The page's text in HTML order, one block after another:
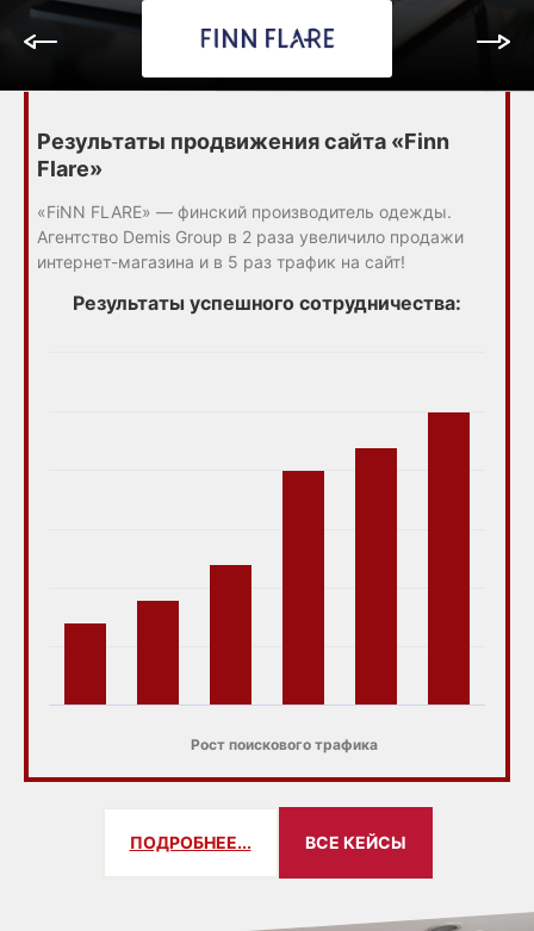
Результаты продвижения сайта «Finn
Flare»
«FiNN FLARE» — финский производитель одежды.
Агентство Demis Group в 2 раза увеличило продажи
интернет-магазина и в 5 раз трафик на сайт!
Результаты успешного сотрудничества:
Рост поискового трафика
ПОДРОБНЕЕ... ВСЕ КЕЙСЫ